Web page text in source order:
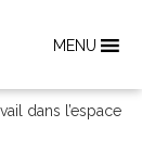
MENU
dans l’espace